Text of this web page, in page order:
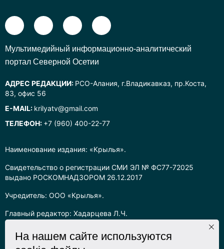
Наименование издания: «Крылья».
Свидетельство о регистрации СМИ ЭЛ № ФС77-72025
выдано РОСКОМНАДЗОРОМ 26.12.2017
Учредитель: ООО «Крылья».
Главный редактор: Хадарцева Л.Ч.
Информация на сайте предназначена для лиц старше 16 лет.
Mультимедийный информационно-аналитический
портал Северной Осетии
АДРЕС РЕДАКЦИИ: РСО-Алания, г.Владикавказ, пр.Коста,
83, офис 56
E-MAIL: krilyatv@gmail.com
ТЕЛЕФОН: +7 (960) 400-22-77
На нашем сайте используются